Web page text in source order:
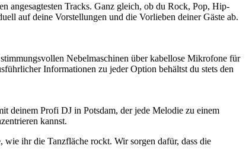
angesagtesten Tracks. Ganz gleich, ob du Rock, Pop, Hip-
auf deine Vorstellungen und die Vorlieben deiner Gäste ab.
Nebelmaschinen über kabellose Mikrofone für
Informationen zu jeder Option behältst du stets den
deinem Profi DJ in Potsdam, der jede Melodie zu einem
kannst.
ihr die Tanzfläche rockt. Wir sorgen dafür, dass die